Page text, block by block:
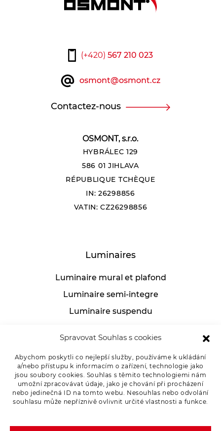
Spravovat Souhlas s cookies
Abychom poskytli co nejlepší služby, používáme k ukládání
a/nebo přístupu k informacím o zařízení, technologie jako
jsou soubory cookies. Souhlas s těmito technologiemi nám
umožní zpracovávat údaje, jako je chování při procházení
nebo jedinečná ID na tomto webu. Nesouhlas nebo odvolání
souhlasu může nepříznivě ovlivnit určité vlastnosti a funkce.
OSMONT, s.r.o.
HYBRÁLEC 129
586 01 JIHLAVA
RÉPUBLIQUE TCHÈQUE
IN: 26298856
VATIN: CZ26298856
Luminaires
Luminaire mural et plafond
Luminaire semi-integre
Luminaire suspendu
Pour les clients
Politique de confidentialité
(+420) 567 210 023
osmont@osmont.cz
Contactez-nous